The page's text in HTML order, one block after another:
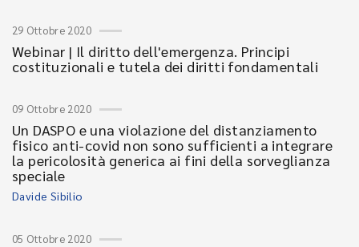
29 Ottobre 2020
Webinar | Il diritto dell'emergenza. Principi
costituzionali e tutela dei diritti fondamentali
09 Ottobre 2020
Un DASPO e una violazione del distanziamento
fisico anti-covid non sono sufficienti a integrare
la pericolosità generica ai fini della sorveglianza
speciale
Davide Sibilio
05 Ottobre 2020